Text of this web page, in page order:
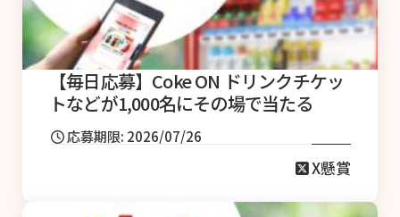
応募期限: 2026/07/26
【毎日応募】Coke ON ドリンクチケッ
トなどが1,000名にその場で当たる
X懸賞